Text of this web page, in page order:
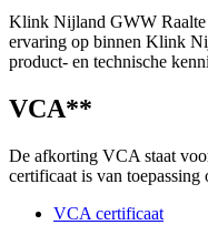
Klink Nijland GWW Raalte
ervaring op binnen Klink
product- en technische
VCA**
De afkorting VCA staat
certificaat is van
VCA certificaat